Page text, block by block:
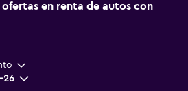
ofertas en renta de autos con
26